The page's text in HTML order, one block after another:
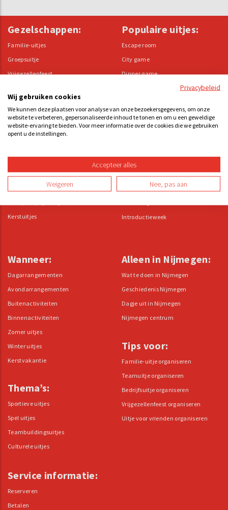
Gezelschappen:
Familie-uitjes
Groepsuitje
Vrijgezellenfeest
Uitje met kinderen
Groepsactiviteiten
The Great Company Battle
Bedrijfsuitje
Kerstuitjes
Populaire uitjes:
Escape room
City game
Dinner game
Quiz
Scholen en
studenten:
Ultimate School Battle
Introductieweek
Wanneer:
Dagarrangementen
Avondarrangementen
Buitenactiviteiten
Binnenactiviteiten
Zomer uitjes
Winter uitjes
Kerstvakantie
Thema’s:
Sportieve uitjes
Spel uitjes
Teambuildingsuitjes
Culturele uitjes
Alleen in Nijmegen:
Wat te doen in Nijmegen
Geschiedenis Nijmegen
Dagje uit in Nijmegen
Nijmegen centrum
Tips voor:
Familie-uitje organiseren
Teamuitje organiseren
Bedrijfsuitje organiseren
Vrijgezellenfeest organiseren
Uitje voor vrienden organiseren
Service informatie:
Reserveren
Betalen
Privacybeleid
Wij gebruiken cookies
We kunnen deze plaatsen voor analyse van onze bezoekersgegevens, om onze
website te verbeteren, gepersonaliseerde inhoud te tonen en om u een geweldige
website-ervaring te bieden. Voor meer informatie over de cookies die we gebruiken
opent u de instellingen.
Accepteer alles
Weigeren Nee, pas aan